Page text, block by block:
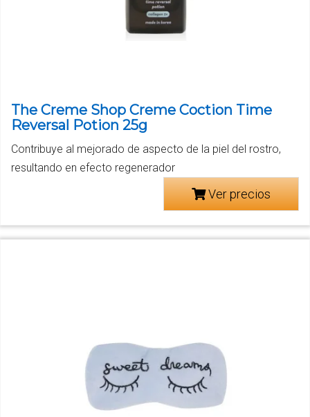
The Creme Shop Creme Coction Time
Reversal Potion 25g
Contribuye al mejorado de aspecto de la piel del rostro,
resultando en efecto regenerador
Ver precios